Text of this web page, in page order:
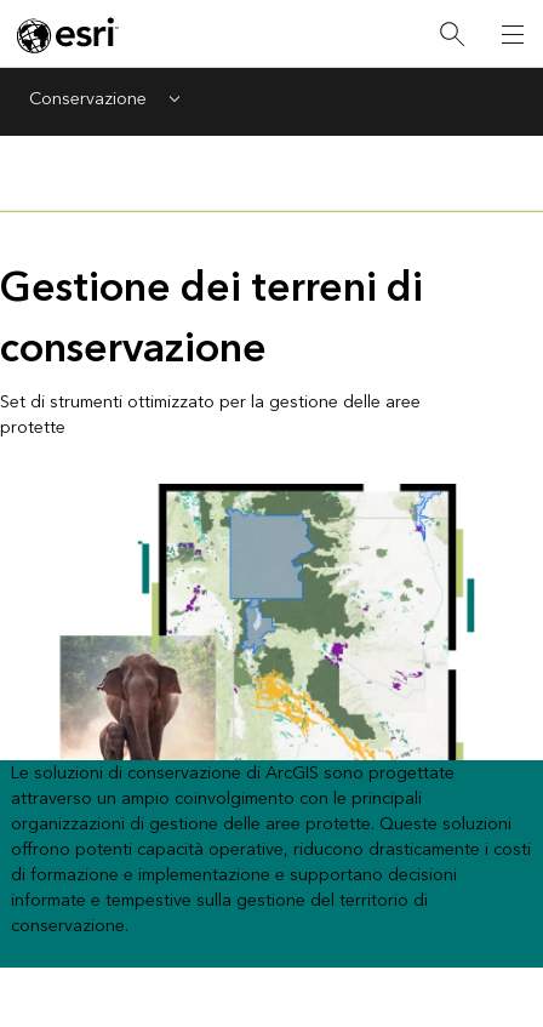
Conservazione Menu
Gestione dei terreni di
conservazione
Set di strumenti ottimizzato per la gestione delle aree
protette
Le soluzioni di conservazione di ArcGIS sono progettate
attraverso un ampio coinvolgimento con le principali
organizzazioni di gestione delle aree protette. Queste soluzioni
offrono potenti capacità operative, riducono drasticamente i costi
di formazione e implementazione e supportano decisioni
informate e tempestive sulla gestione del territorio di
conservazione.